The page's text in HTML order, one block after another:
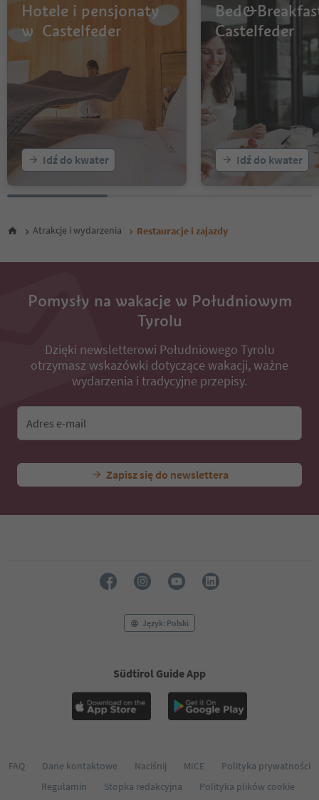
Hotele i pensjonaty
w Castelfeder
Idź do kwater
Castelfeder
Idź do kwater
Atrakcje i wydarzenia Restauracje i zajazdy
Pomysły na wakacje w Południowym
Tyrolu
Dzięki newsletterowi Południowego Tyrolu
otrzymasz wskazówki dotyczące wakacji, ważne
wydarzenia i tradycyjne przepisy.
Adres e-mail
Zapisz się do newslettera
Język: Polski
Südtirol Guide App
FAQ Dane kontaktowe Naciśnij MICE
Polityka prywatności
Regulamin
Stopka redakcyjna
Polityka plików cookie